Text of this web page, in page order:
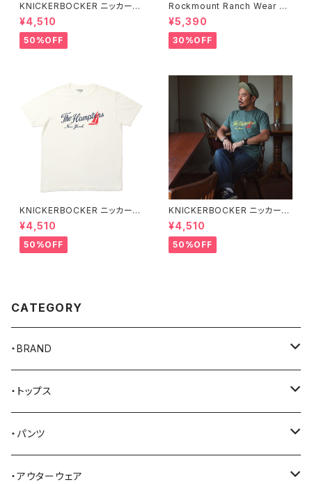
KNICKERBOCKER ニッカーボ
ッカー HEATHER GREY ハン
プトン Tシャツ
¥4,510
50%OFF
Rockmount Ranch Wear ロ
ックマウント ランチウェア Rock
mount Bronc Western T-Sh
irt 半袖Tシャツ 全3色
¥5,390
30%OFF
KNICKERBOCKER ニッカーボ
ッカー MILK ハンプトン Tシャ
ツ
¥4,510
50%OFF
KNICKERBOCKER ニッカーボ
ッカー GREEN ハンプトン Tシ
ャツ
¥4,510
50%OFF
CATEGORY
・BRAND
AKER
Alden
ALFONSO'S OF HOLLYWOOD LEATHER
・トップス
Tシャツ
シャツ
・パンツ
ジーンズ
・アウターウェア